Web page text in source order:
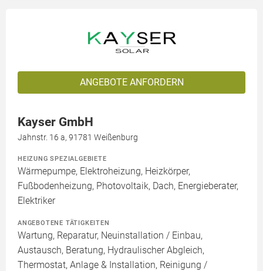
ANGEBOTE ANFORDERN
Kayser GmbH
Jahnstr. 16 a, 91781 Weißenburg
HEIZUNG SPEZIALGEBIETE
Wärmepumpe, Elektroheizung, Heizkörper,
Fußbodenheizung, Photovoltaik, Dach, Energieberater,
Elektriker
ANGEBOTENE TÄTIGKEITEN
Wartung, Reparatur, Neuinstallation / Einbau,
Austausch, Beratung, Hydraulischer Abgleich,
Thermostat, Anlage & Installation, Reinigung /